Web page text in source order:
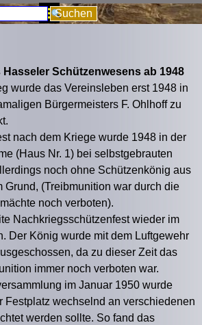
Menü überspringen
Suchen
Hasseler Schützenwesens ab 1948
wurde das Vereinsleben erst 1948 in
Bürgermeisters F. Ohlhoff zu
nach dem Kriege wurde 1948 in der
(Haus Nr. 1) bei selbstgebrauten
noch ohne Schützenkönig aus
Grund, (Treibmunition war durch die
noch verboten).
Nachkriegsschützenfest wieder im
Der König wurde mit dem Luftgewehr
da zu dieser Zeit das
immer noch verboten war.
im Januar 1950 wurde
Festplatz wechselnd an verschiedenen
werden sollte. So fand das